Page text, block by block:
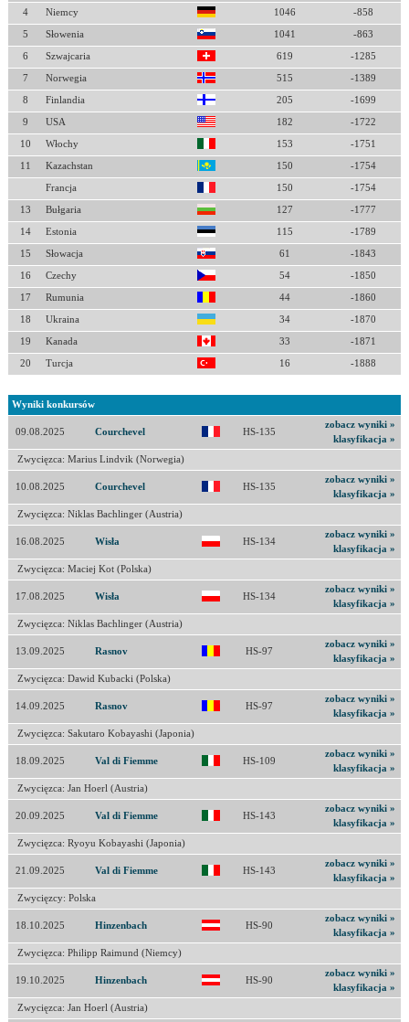
4 Niemcy 1046 -858
5 Słowenia 1041 -863
6 Szwajcaria 619 -1285
7 Norwegia 515 -1389
8 Finlandia 205 -1699
9 USA 182 -1722
10 Włochy 153 -1751
11 Kazachstan 150 -1754
Francja 150 -1754
13 Bułgaria 127 -1777
14 Estonia 115 -1789
15 Słowacja 61 -1843
16 Czechy 54 -1850
17 Rumunia 44 -1860
18 Ukraina 34 -1870
19 Kanada 33 -1871
20 Turcja 16 -1888
Wyniki konkursów
09.08.2025 Courchevel HS-135
zobacz wyniki »
klasyfikacja »
Zwycięzca: Marius Lindvik (Norwegia)
10.08.2025 Courchevel HS-135
zobacz wyniki »
klasyfikacja »
Zwycięzca: Niklas Bachlinger (Austria)
16.08.2025 Wisła HS-134
zobacz wyniki »
klasyfikacja »
Zwycięzca: Maciej Kot (Polska)
17.08.2025 Wisła HS-134
zobacz wyniki »
klasyfikacja »
Zwycięzca: Niklas Bachlinger (Austria)
13.09.2025 Rasnov HS-97
zobacz wyniki »
klasyfikacja »
Zwycięzca: Dawid Kubacki (Polska)
14.09.2025 Rasnov HS-97
zobacz wyniki »
klasyfikacja »
Zwycięzca: Sakutaro Kobayashi (Japonia)
18.09.2025 Val di Fiemme HS-109
zobacz wyniki »
klasyfikacja »
Zwycięzca: Jan Hoerl (Austria)
20.09.2025 Val di Fiemme HS-143
zobacz wyniki »
klasyfikacja »
Zwycięzca: Ryoyu Kobayashi (Japonia)
21.09.2025 Val di Fiemme HS-143
zobacz wyniki »
klasyfikacja »
Zwycięzcy: Polska
18.10.2025 Hinzenbach HS-90
zobacz wyniki »
klasyfikacja »
Zwycięzca: Philipp Raimund (Niemcy)
19.10.2025 Hinzenbach HS-90
zobacz wyniki »
klasyfikacja »
Zwycięzca: Jan Hoerl (Austria)